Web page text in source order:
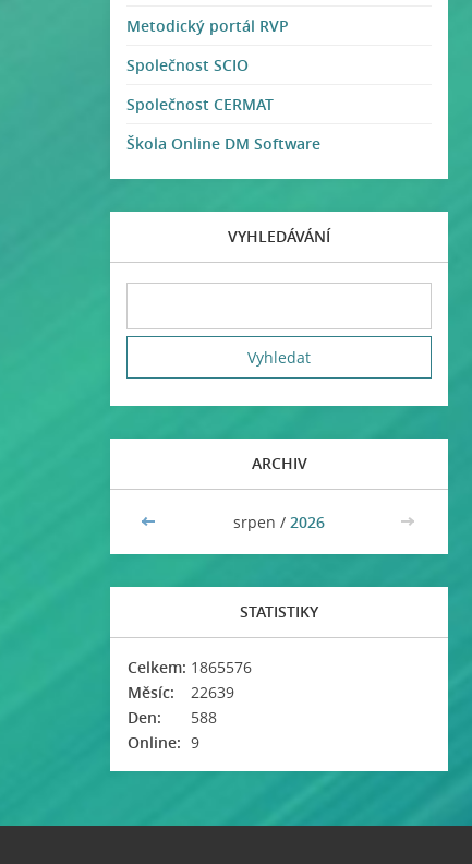
Metodický portál RVP
Společnost SCIO
Společnost CERMAT
Škola Online DM Software
VYHLEDÁVÁNÍ
ARCHIV
<< srpen / 2026 >>
STATISTIKY
Online: 9
Celkem: 1865576
Měsíc:
22639
Den:
588